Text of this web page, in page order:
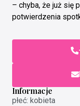
– chyba, że już się
potwierdzenia
Informacje
płeć: kobieta